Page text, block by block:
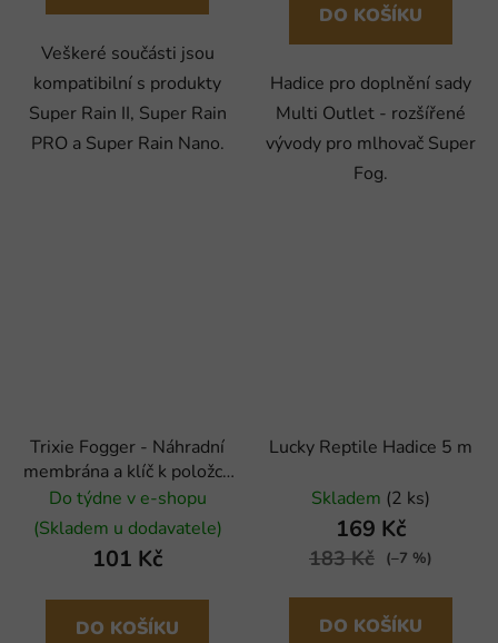
Veškeré součásti jsou
kompatibilní s produkty
Super Rain II, Super Rain
PRO a Super Rain Nano.
DO KOŠÍKU
Hadice pro doplnění sady
Multi Outlet - rozšířené
vývody pro mlhovač Super
Fog.
Trixie Fogger - Náhradní
membrána a klíč k položce
76116
Do týdne v e-shopu
(Skladem u dodavatele)
101 Kč
DO KOŠÍKU
Lucky Reptile Hadice 5 m
Skladem (2 ks)
169 Kč
183 Kč (–7 %)
DO KOŠÍKU